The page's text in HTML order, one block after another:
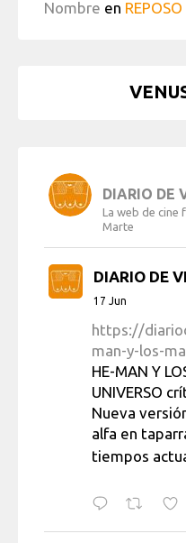
Nombre en
DIARIO DE
La web de cine
Marte
DIARIO DE
17 Jun
https://
man-y-los-
HE-MAN Y
UNIVERSO
Nueva
alfa en
tiempos